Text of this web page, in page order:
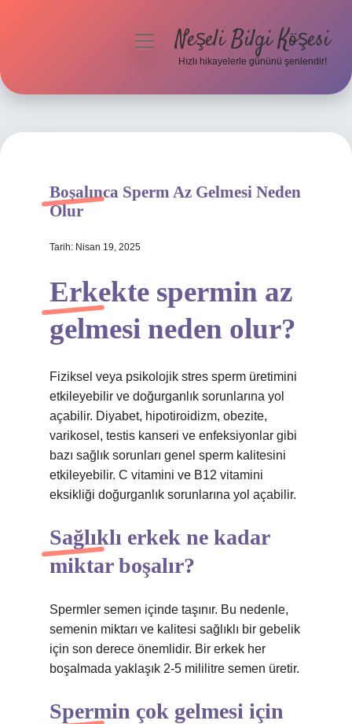
Hakkımızda
menüyüNeşeli Bilgi Köşesi
Hızlı hikayelerle gününü şenlendir!
Boşalınca Sperm Az Gelmesi Neden
Olur
Tarih: Nisan 19, 2025
Erkekte spermin az
gelmesi neden olur?
Fiziksel veya psikolojik stres sperm üretimini
etkileyebilir ve doğurganlık sorunlarına yol
açabilir. Diyabet, hipotiroidizm, obezite,
varikosel, testis kanseri ve enfeksiyonlar gibi
bazı sağlık sorunları genel sperm kalitesini
etkileyebilir. C vitamini ve B12 vitamini
eksikliği doğurganlık sorunlarına yol açabilir.
Sağlıklı erkek ne kadar
miktar boşalır?
Spermler semen içinde taşınır. Bu nedenle,
semenin miktarı ve kalitesi sağlıklı bir gebelik
için son derece önemlidir. Bir erkek her
boşalmada yaklaşık 2-5 mililitre semen üretir.
Spermin çok gelmesi için